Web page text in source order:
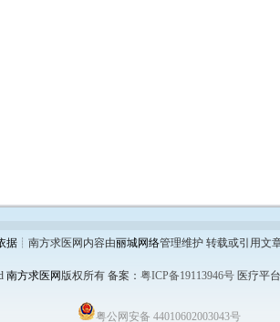
据┊南方求医网内容由丽城网络管理维护 转载或引用文
南方求医网 版权所有 备案： 粤ICP备19113946号 医疗平
粤公网安备 44010602003043号